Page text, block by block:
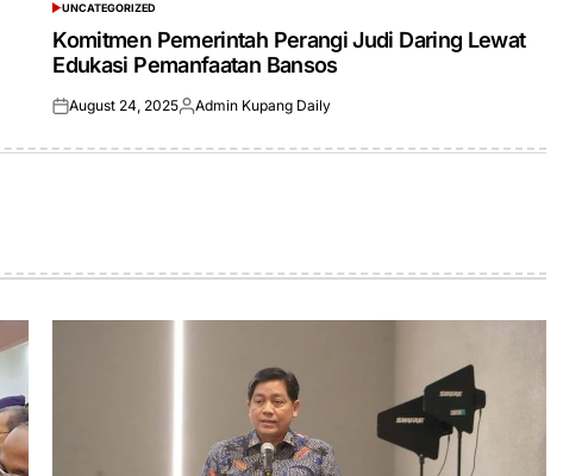
POSTED
IN
UNCATEGORIZED
Komitmen Pemerintah Perangi Judi Daring Lewat
Edukasi Pemanfaatan Bansos
Posted
August 24, 2025Posted
Admin Kupang Daily